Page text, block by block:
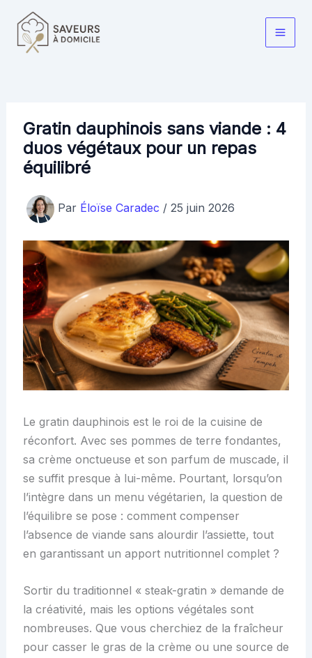
contenu
Main
Gratin dauphinois sans viande : 4
duos végétaux pour un repas
équilibré
Par Éloïse Caradec / 25 juin 2026
Le gratin dauphinois est le roi de la cuisine de
réconfort. Avec ses pommes de terre fondantes,
sa crème onctueuse et son parfum de muscade, il
se suffit presque à lui-même. Pourtant, lorsqu’on
l’intègre dans un menu végétarien, la question de
l’équilibre se pose : comment compenser
l’absence de viande sans alourdir l’assiette, tout
en garantissant un apport nutritionnel complet ?
Sortir du traditionnel « steak-gratin » demande de
la créativité, mais les options végétales sont
nombreuses. Que vous cherchiez de la fraîcheur
pour casser le gras de la crème ou une source de